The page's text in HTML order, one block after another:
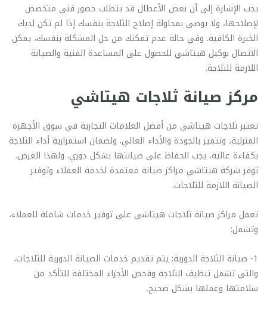
يجب الإشارة إلى أن بعض الأعطال قد يتطلب حضور فني متخصص
لإصلاحها، ولا يوصى بمحاولة إصلاح الثلاجة بنفسك إذا لم تكن لديك
الخبرة الكافية. وفي حالة عدم تمكنك من حل المشكلة بنفسك، يمكن
الاتصال بوكيل هيتاشي للحصول على المساعدة الفنية والصيانة
اللازمة للثلاجة.
مركز صيانة ثلاجات هيتاشي
تعتبر ثلاجات هيتاشي من أفضل العلامات التجارية في سوق الأجهزة
المنزلية، وتتميز بالجودة والأداء العالي. ولضمان استمرارية أداء الثلاجة
بكفاءة عالية، يجب الحفاظ على صيانتها بشكل دوري. ولهذا الغرض،
توفر شركة هيتاشي مراكز صيانة معتمدة لخدمة العملاء وتوفير
الصيانة اللازمة للثلاجات.
تعمل مراكز صيانة ثلاجات هيتاشي على توفير خدمات شاملة للعملاء،
وتشمل:
1- صيانة الثلاجة الدورية: يتم تقديم خدمات الصيانة الدورية للثلاجات،
والتي تشمل تنظيف الثلاجة وفحص الأجزاء المختلفة للتأكد من
سلامتها وعملها بشكل صحيح.